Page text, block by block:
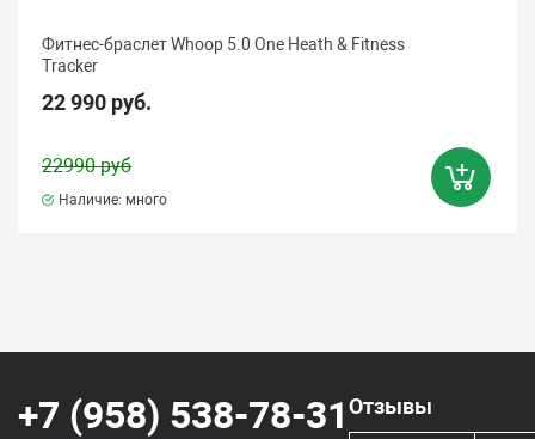
Фитнес-браслет Whoop 5.0 One Heath & Fitness
Tracker
22 990 руб.
22990 руб
Наличие: много
+7 (958) 538-78-31 Отзывы